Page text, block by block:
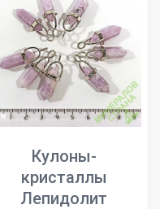
Кулоны-
кристаллы
Лепидолит